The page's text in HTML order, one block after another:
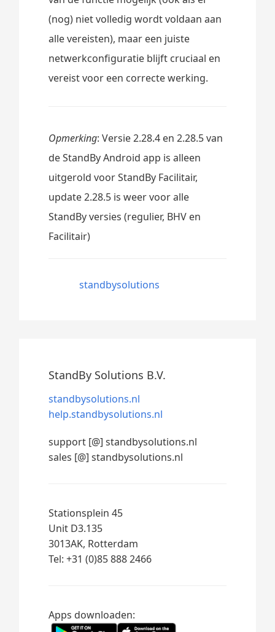
(nog) niet volledig wordt voldaan aan
alle vereisten), maar een juiste
netwerkconfiguratie blijft cruciaal en
vereist voor een correcte werking.
Opmerking: Versie 2.28.4 en 2.28.5 van
de StandBy Android app is alleen
uitgerold voor StandBy Facilitair,
update 2.28.5 is weer voor alle
StandBy versies (regulier, BHV en
Facilitair)
standbysolutions
StandBy Solutions B.V.
standbysolutions.nl
help.standbysolutions.nl
support [@] standbysolutions.nl
sales [@] standbysolutions.nl
Stationsplein 45
Unit D3.135
3013AK, Rotterdam
Tel: +31 (0)85 888 2466
Apps downloaden: